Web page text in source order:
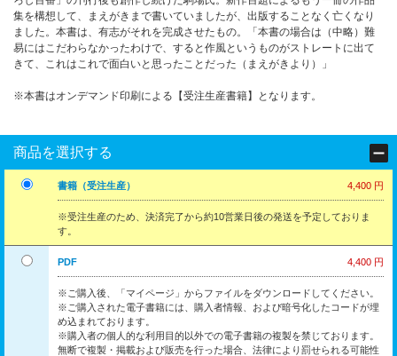
集を構想して、まえがきまで書いていましたが、出版することなく亡くなり
ました。本書は、有志がそれを完成させたもの。「本書の場合は（中略）難
易にはこだわらなかったわけで、すると作風というものがストレートに出て
きて、これはこれで面白いと思ったことだった（まえがきより）」
※本書はオンデマンド印刷による【受注生産書籍】となります。
商品を選択する
書籍（受注生産） 4,400 円
※受注生産のため、決済完了から約10営業日後の発送を予定しておりま
す。
PDF 4,400 円
※ご購入後、「マイページ」からファイルをダウンロードしてください。
※ご購入された電子書籍には、購入者情報、および暗号化したコードが埋
め込まれております。
※購入者の個人的な利用目的以外での電子書籍の複製を禁じております。
無断で複製・掲載および販売を行った場合、法律により罰せられる可能性